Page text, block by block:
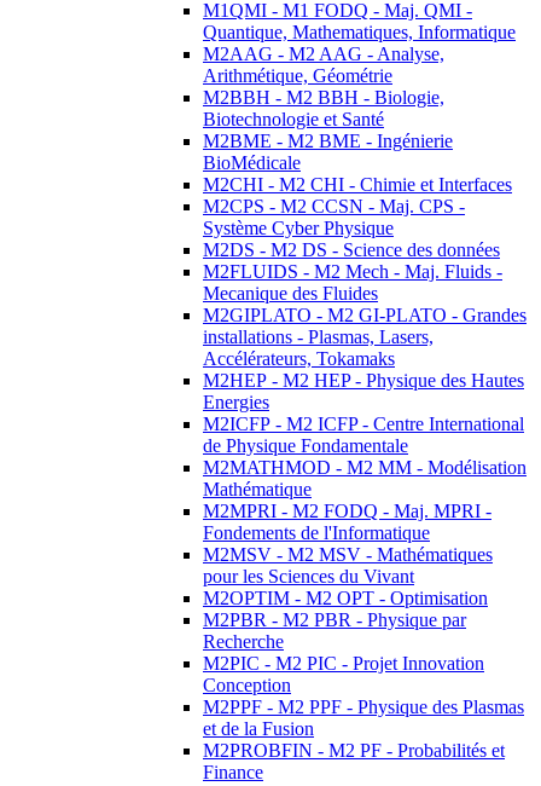
M1QMI - M1 FODQ - Maj. QMI -
Quantique, Mathematiques, Informatique
M2AAG - M2 AAG - Analyse,
Arithmétique, Géométrie
M2BBH - M2 BBH - Biologie,
Biotechnologie et Santé
M2BME - M2 BME - Ingénierie
BioMédicale
M2CHI - M2 CHI - Chimie et Interfaces
M2CPS - M2 CCSN - Maj. CPS -
Système Cyber Physique
M2DS - M2 DS - Science des données
M2FLUIDS - M2 Mech - Maj. Fluids -
Mecanique des Fluides
M2GIPLATO - M2 GI-PLATO - Grandes
installations - Plasmas, Lasers,
Accélérateurs, Tokamaks
M2HEP - M2 HEP - Physique des Hautes
Energies
M2ICFP - M2 ICFP - Centre International
de Physique Fondamentale
M2MATHMOD - M2 MM - Modélisation
Mathématique
M2MPRI - M2 FODQ - Maj. MPRI -
Fondements de l'Informatique
M2MSV - M2 MSV - Mathématiques
pour les Sciences du Vivant
M2OPTIM - M2 OPT - Optimisation
M2PBR - M2 PBR - Physique par
Recherche
M2PIC - M2 PIC - Projet Innovation
Conception
M2PPF - M2 PPF - Physique des Plasmas
et de la Fusion
M2PROBFIN - M2 PF - Probabilités et
Finance